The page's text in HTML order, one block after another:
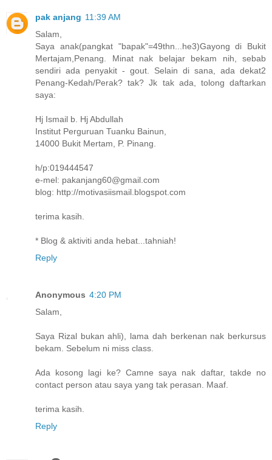
pak anjang 11:39 AM
Salam,
Saya anak(pangkat "bapak"=49thn...he3)Gayong di Bukit
Mertajam,Penang. Minat nak belajar bekam nih, sebab
sendiri ada penyakit - gout. Selain di sana, ada dekat2
Penang-Kedah/Perak? tak? Jk tak ada, tolong daftarkan
saya:
Hj Ismail b. Hj Abdullah
Institut Perguruan Tuanku Bainun,
14000 Bukit Mertam, P. Pinang.
h/p:019444547
e-mel: pakanjang60@gmail.com
blog: http://motivasiismail.blogspot.com
terima kasih.
* Blog & aktiviti anda hebat...tahniah!
Reply
Anonymous 4:20 PM
Salam,
Saya Rizal bukan ahli), lama dah berkenan nak berkursus
bekam. Sebelum ni miss class.
Ada kosong lagi ke? Camne saya nak daftar, takde no
contact person atau saya yang tak perasan. Maaf.
terima kasih.
Reply